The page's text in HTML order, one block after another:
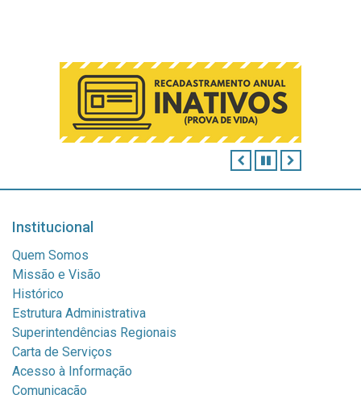
ANTERIOR
PAUSAR
Institucional
Quem Somos
Missão e Visão
Histórico
Estrutura Administrativa
Superintendências Regionais
Carta de Serviços
Acesso à Informação
Comunicação